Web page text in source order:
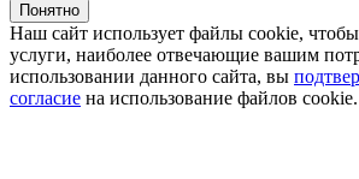
Понятно
Наш сайт использует файлы cookie, чтобы
услуги, наиболее отвечающие вашим
использовании данного сайта, вы
согласие на использование файлов cookie.